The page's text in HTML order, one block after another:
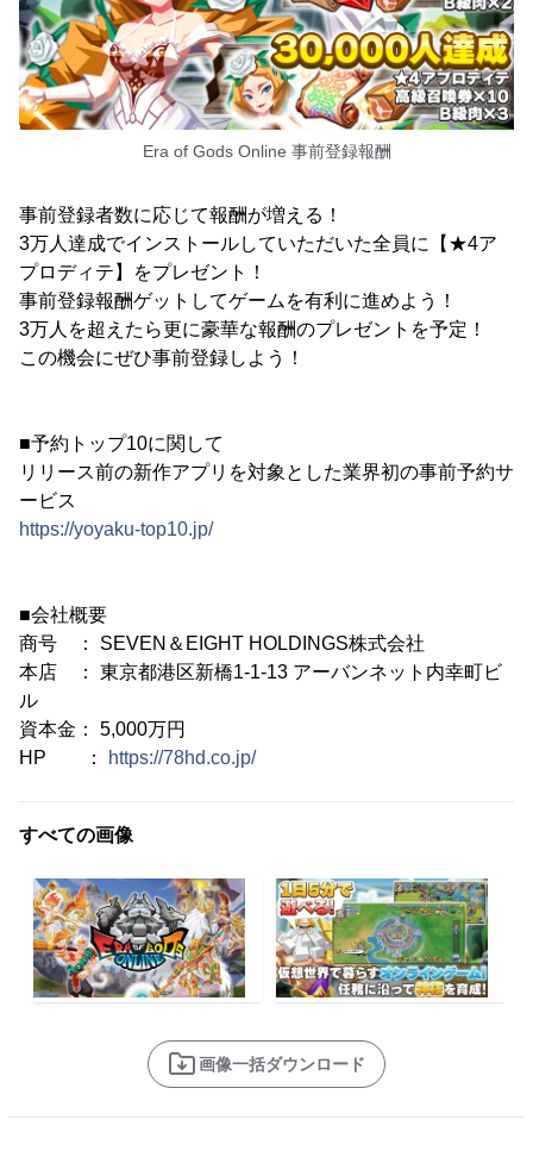
Era of Gods Online 事前登録報酬
事前登録者数に応じて報酬が増える！
3万人達成でインストールしていただいた全員に【★4ア
プロディテ】をプレゼント！
事前登録報酬ゲットしてゲームを有利に進めよう！
3万人を超えたら更に豪華な報酬のプレゼントを予定！
この機会にぜひ事前登録しよう！
■予約トップ10に関して
リリース前の新作アプリを対象とした業界初の事前予約サ
ービス
https://yoyaku-top10.jp/
■会社概要
商号 ： SEVEN＆EIGHT HOLDINGS株式会社
本店 ： 東京都港区新橋1-1-13 アーバンネット内幸町ビ
ル
資本金： 5,000万円
HP ：
https://78hd.co.jp/
すべての画像
画像一括ダウンロード